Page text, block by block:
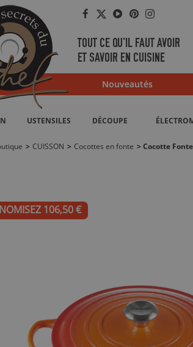
Facebook
Twitter
YouTube
Pinterest
TOUT CE QU'IL FAUT AVOIR
ET SAVOIR EN CUISINE
Nouveautés
USTENSILES DÉCOUPE
> CUISSON > Cocottes en fonte > Cocotte
106,50 €